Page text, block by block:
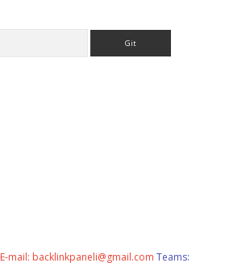
E-mail: backlinkpaneli@gmail.com Teams: